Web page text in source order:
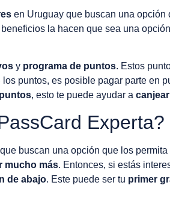
en Uruguay que buscan una opción
la hacen que sea una
y programa de puntos. Estos
puntos, es posible pagar parte en
, esto te puede ayudar a
Experta?
buscan una opción que los permita
mucho más. Entonces, si estás
de abajo. Este puede ser tu primer